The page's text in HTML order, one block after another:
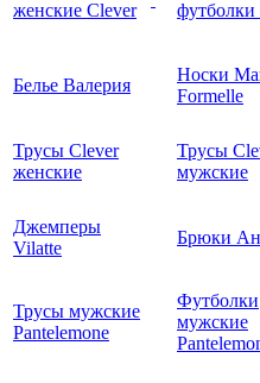
женские Clever
футболки
Белье Валерия
Носки
Formelle
Трусы Clever
женские
Трусы
мужские
Джемперы
Vilatte
Брюки
Трусы мужские
Pantelemone
Футболки
мужские